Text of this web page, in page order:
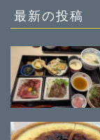
稿
最新の投稿